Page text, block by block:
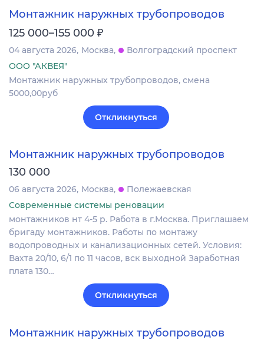
Монтажник наружных трубопроводов
125 000–155 000 ₽
04 августа 2026 Москва
Волгоградский проспект
ООО "АКВЕЯ"
Монтажник наружных трубопроводов, смена
5000,00руб
Откликнуться
Монтажник наружных трубопроводов
130 000
06 августа 2026 Москва
Полежаевская
Современные системы реновации
монтажников нт 4-5 р. Работа в г.Москва. Приглашаем
бригаду монтажников. Работы по монтажу
водопроводных и канализационных сетей. Условия:
Вахта 20/10, 6/1 по 11 часов, вск выходной Заработная
плата 130…
Откликнуться
Монтажник наружных трубопроводов